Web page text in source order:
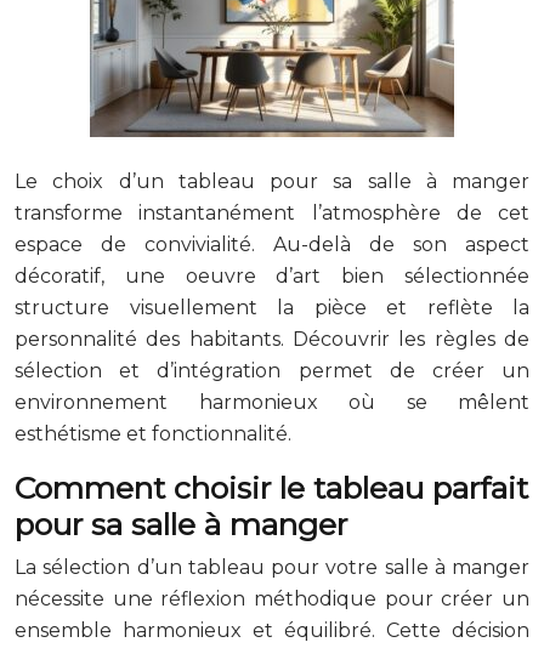
Le choix d’un tableau pour sa salle à manger
transforme instantanément l’atmosphère de cet
espace de convivialité. Au-delà de son aspect
décoratif, une oeuvre d’art bien sélectionnée
structure visuellement la pièce et reflète la
personnalité des habitants. Découvrir les règles de
sélection et d’intégration permet de créer un
environnement harmonieux où se mêlent
esthétisme et fonctionnalité.
Comment choisir le tableau parfait
pour sa salle à manger
La sélection d’un tableau pour votre salle à manger
nécessite une réflexion méthodique pour créer un
ensemble harmonieux et équilibré. Cette décision